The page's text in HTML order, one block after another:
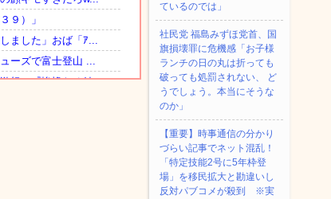
ているのでは」
社民党 福島みずほ党首、国
旗損壊罪に危機感「お子様
ランチの日の丸は折っても
破っても処罰されない、 ど
うでしょう。本当にそうな
のか」
【重要】時事通信の分かり
づらい記事でネット混乱！
「特定技能2号に5年枠登
場」を移民拡大と勘違いし
反対パブコメが殺到 ※実